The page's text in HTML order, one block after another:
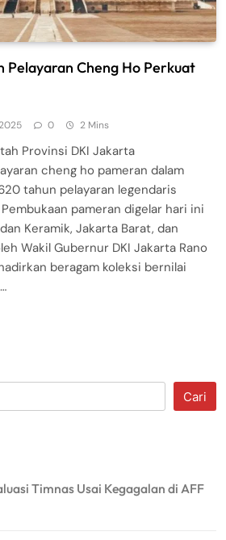
Pelayaran Cheng Ho Perkuat
0 2 Mins
Provinsi DKI Jakarta
cheng ho pameran dalam
tahun pelayaran legendaris
pameran digelar hari ini
Keramik, Jakarta Barat, dan
Wakil Gubernur DKI Jakarta Rano
beragam koleksi bernilai
Cari
Timnas Usai Kegagalan di AFF